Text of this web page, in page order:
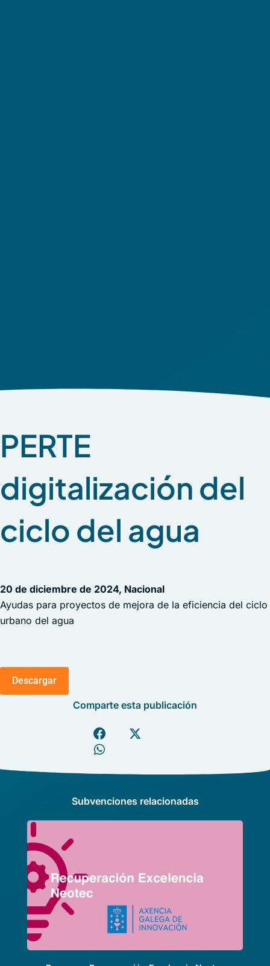
PERTE
digitalización del
ciclo del agua
20 de diciembre de 2024, Nacional
Ayudas para proyectos de mejora de la eficiencia del ciclo
urbano del agua
Descargar
Comparte esta publicación
Subvenciones relacionadas